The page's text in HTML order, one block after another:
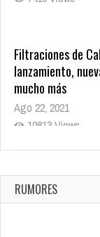
Filtraciones de
lanzamiento,
mucho más
Ago 22, 2021
10813 Views
La configuración
Ago 8, 2021
9995 Views
RUMORES